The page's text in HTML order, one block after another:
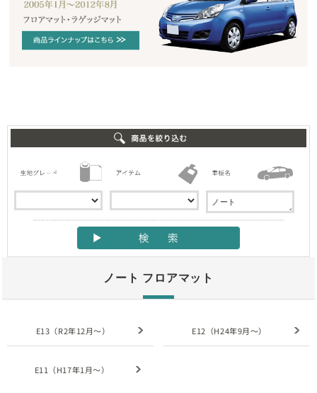
ノート フロアマット
E13（R2年12月～） E12（H24年9月～）
E11（H17年1月～）